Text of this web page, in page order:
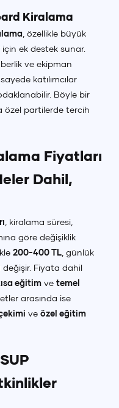
Kiralama
, özellikle büyük
ek destek sunar.
ve ekipman
katılımcılar
Böyle bir
özel partilerde tercih
Fiyatları
Dahil,
, kiralama süresi,
göre değişiklik
200-400 TL , günlük
değişir. Fiyata dahil
eğitim vetemel
arasında ise
veözel eğitim